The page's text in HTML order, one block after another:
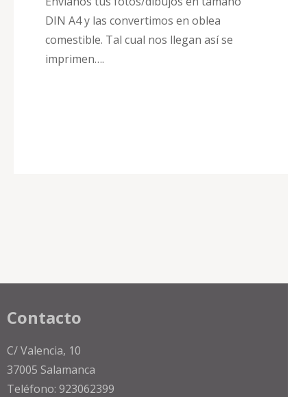
DIN A4 y las convertimos en oblea
comestible. Tal cual nos llegan así se
imprimen….
Contacto
C/ Valencia, 10
37005 Salamanca
Teléfono: 923062399